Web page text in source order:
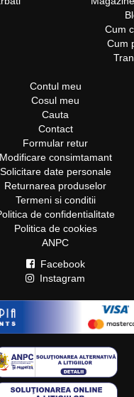
Cum
Cum
Contul meu
Cosul meu
Cauta
Contact
Formular retur
Modificare consimtamant
Solicitare date personale
Returnarea produselor
Termeni si conditii
de confidentialitate
Politica de cookies
ANPC
Facebook
Instagram